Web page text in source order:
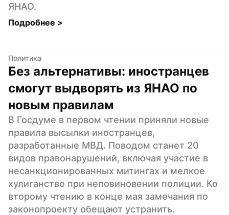
ЯНАО.
Подробнее >
Политика
Без альтернативы: иностранцев
смогут выдворять из ЯНАО по
новым правилам
В Госдуме в первом чтении приняли новые
правила высылки иностранцев,
разработанные МВД. Поводом станет 20
видов правонарушений, включая участие в
несанкционированных митингах и мелкое
хулиганство при неповиновении полиции. Ко
второму чтению в конце мая замечания по
законопроекту обещают устранить.